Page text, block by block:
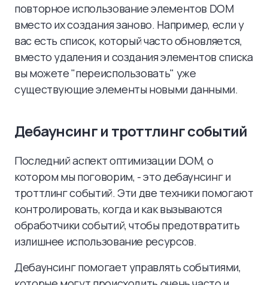
повторное использование элементов DOM
вместо их создания заново. Например, если у
вас есть список, который часто обновляется,
вместо удаления и создания элементов списка
вы можете "переиспользовать" уже
существующие элементы новыми данными.
Дебаунсинг и троттлинг событий
Последний аспект оптимизации DOM, о
котором мы поговорим, - это дебаунсинг и
троттлинг событий. Эти две техники помогают
контролировать, когда и как вызываются
обработчики событий, чтобы предотвратить
излишнее использование ресурсов.
Дебаунсинг помогает управлять событиями,